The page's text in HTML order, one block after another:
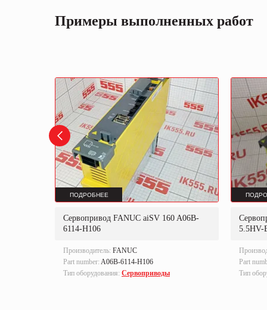
Примеры выполненных работ
ПОДРОБНЕЕ
Сервопривод FANUC aiSV 160 A06B-
6114-H106
Производитель: FANUC
Part number: A06B-6114-H106
Тип оборудования: Сервоприводы
5.5HV-
Part
Тип